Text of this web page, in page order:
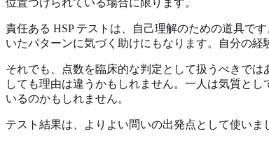
責任ある HSP テストは、自己理解のための道具で
いたパターンに気づく助けにもなります。自分の経
それでも、点数を臨床的な判定として扱うべきで
しても理由は違うかもしれません。一人は気質と
いるのかもしれません。
テスト結果は、よりよい問いの出発点として使いま